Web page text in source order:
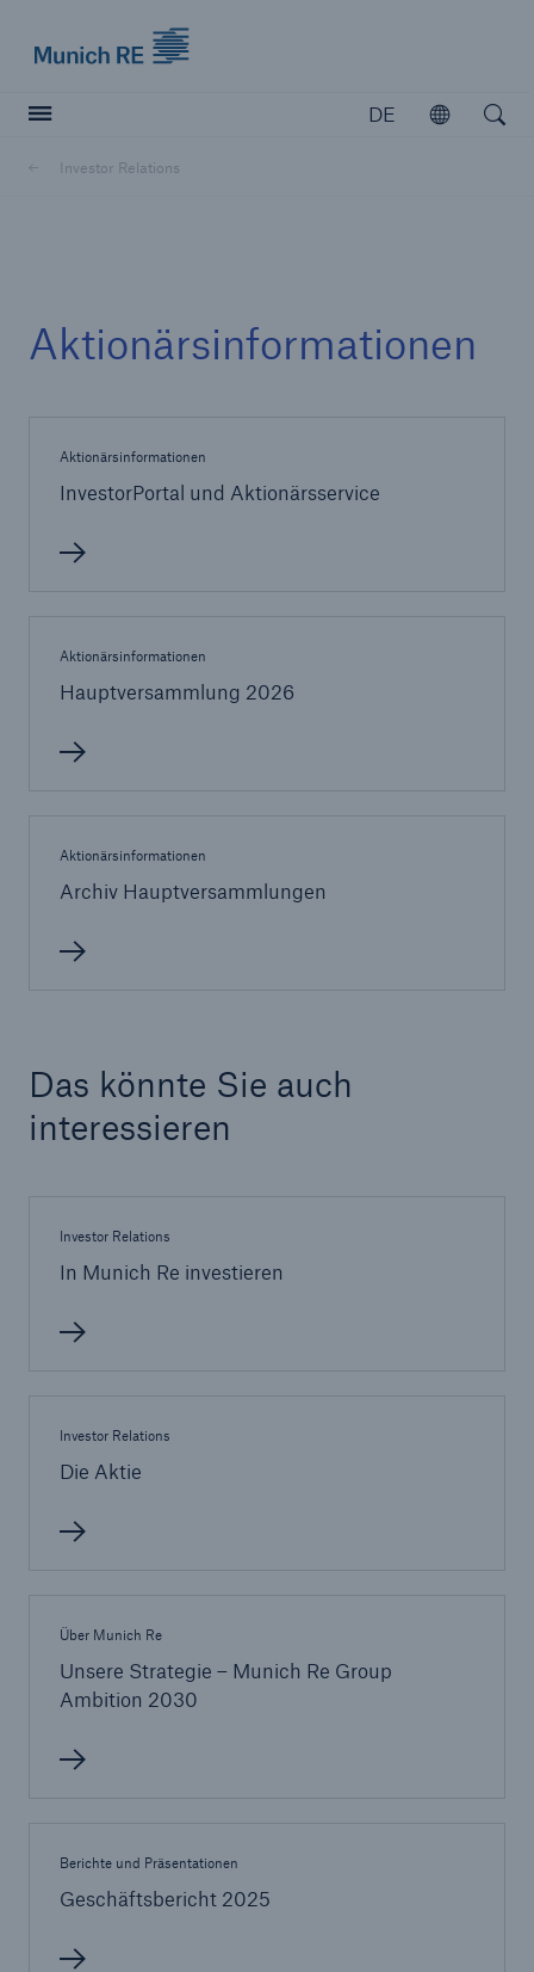
DE
Öffnen
Investor Relations
Aktionärsinformationen
Aktionärsinformationen
InvestorPortal und Aktionärsservice
Aktionärsinformationen
Hauptversammlung 2026
Aktionärsinformationen
Archiv Hauptversammlungen
Das könnte Sie auch
interessieren
Investor Relations
In Munich Re investieren
Investor Relations
Die Aktie
Über Munich Re
Unsere Strategie – Munich Re Group
Ambition 2030
Berichte und Präsentationen
Geschäftsbericht 2025
Tech Trend Radar 2026
Our expert perspective for insurance
Reinsurance Property/Casualty
Naturkatastrophen
seit 1980 beträgt